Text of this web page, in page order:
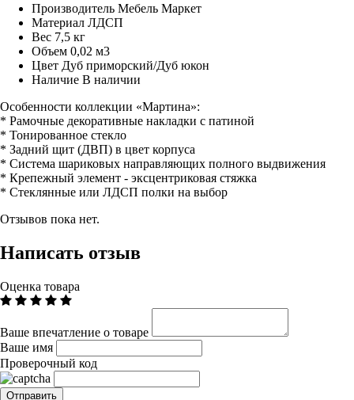
Производитель Мебель Маркет
Материал ЛДСП
Вес 7,5 кг
Объем 0,02 м3
Цвет Дуб приморский/Дуб юкон
Наличие В наличии
Особенности коллекции «Мартина»:
* Рамочные декоративные накладки с патиной
* Тонированное стекло
* Задний щит (ДВП) в цвет корпуса
* Система шариковых направляющих полного выдвижения
* Крепежный элемент - эксцентриковая стяжка
* Стеклянные или ЛДСП полки на выбор
Отзывов пока нет.
Написать отзыв
Оценка товара
Ваше впечатление о товаре
Ваше имя
Проверочный код